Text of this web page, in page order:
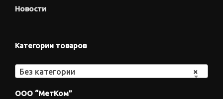
Новости
Категории товаров
×
Без категории
ООО “МетКом”